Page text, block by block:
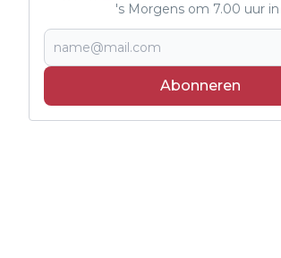
's Morgens om 7.00 uur in
Abonneren